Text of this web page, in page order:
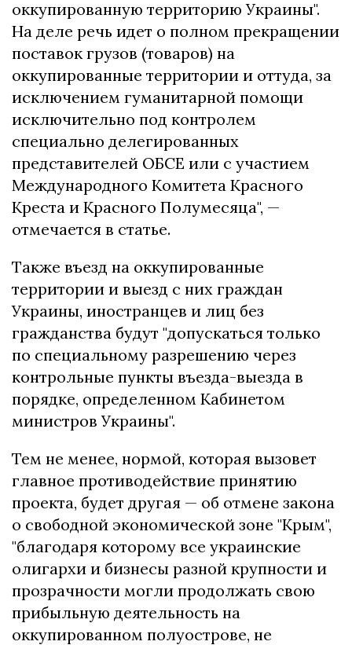
оккупированную территорию Украины".
На деле речь идет о полном прекращении
поставок грузов (товаров) на
оккупированные территории и оттуда, за
исключением гуманитарной помощи
исключительно под контролем
специально делегированных
представителей ОБСЕ или с участием
Международного Комитета Красного
Креста и Красного Полумесяца", —
отмечается в статье.
Также въезд на оккупированные
территории и выезд с них граждан
Украины, иностранцев и лиц без
гражданства будут "допускаться только
по специальному разрешению через
контрольные пункты въезда-выезда в
порядке, определенном Кабинетом
министров Украины".
Тем не менее, нормой, которая вызовет
главное противодействие принятию
проекта, будет другая — об отмене закона
о свободной экономической зоне "Крым",
"благодаря которому все украинские
олигархи и бизнесы разной крупности и
прозрачности могли продолжать свою
прибыльную деятельность на
оккупированном полуострове, не